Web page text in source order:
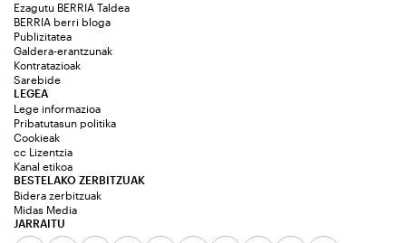
Ezagutu BERRIA Taldea
BERRIA berri bloga
Publizitatea
Galdera-erantzunak
Kontratazioak
Sarebide
JARRAITU
LEGEA
Lege informazioa
Pribatutasun politika
Cookieak
cc Lizentzia
Kanal etikoa
BESTELAKO ZERBITZUAK
Bidera zerbitzuak
Midas Media